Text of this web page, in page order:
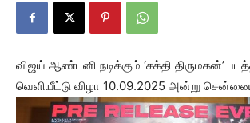
விஜய் ஆண்டனி நடிக்கும் ‘சக்தி திருமகன்’
வெளியீட்டு விழா 10.09.2025 அன்று